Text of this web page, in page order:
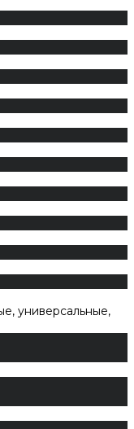
универсальные,